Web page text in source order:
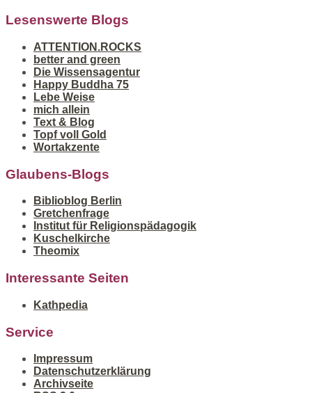
Lesenswerte Blogs
ATTENTION.ROCKS
better and green
Die Wissensagentur
Happy Buddha 75
Lebe Weise
mich allein
Text & Blog
Topf voll Gold
Wortakzente
Glaubens-Blogs
Biblioblog Berlin
Gretchenfrage
Institut für Religionspädagogik
Kuschelkirche
Theomix
Interessante Seiten
Kathpedia
Service
Impressum
Datenschutzerklärung
Archivseite